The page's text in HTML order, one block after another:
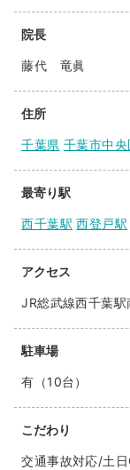
院長
藤代 竜眞
住所
千葉県 千葉市中央
最寄り駅
西千葉駅 西登戸駅
アクセス
JR総武線西千葉
駐車場
有（10台）
こだわり
交通事故対応/土